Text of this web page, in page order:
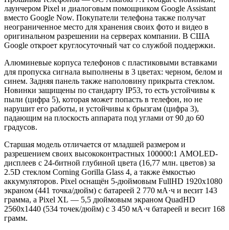
лаунчером Pixel и диалоговым помощником Google Assistant
вместо Google Now. Покупатели телефона также получат
неограниченное место для хранения своих фото и видео в
оригинальном разрешении на серверах компании. В США
Google откроет круглосуточный чат со службой поддержки.
Алюминевые корпуса телефонов с пластиковыми вставками
для пропуска сигнала выполнены в 3 цветах: черном, белом и
синем. Задняя панель также наполовину прикрыта стеклом.
Новинки защищены по стандарту IP53, то есть устойчивы к
пыли (цифра 5), которая может попасть в телефон, но не
нарушит его работы, и устойчивы к брызгам (цифра 3),
падающим на плоскость аппарата под углами от 90 до 60
градусов.
Старшая модель отличается от младшей размером и
разрешением своих высококонтрастных 100000:1 AMOLED-
дисплеев с 24-битной глубиной цвета (16,77 млн. цветов) за
2.5D стеклом Corning Gorilla Glass 4, а также ёмкостью
аккумуляторов. Pixel оснащён 5-дюймовым FullHD 1920х1080
экраном (441 точка/дюйм) с батареей 2 770 мА·ч и весит 143
грамма, а Pixel XL — 5,5 дюймовым экраном QuadHD
2560х1440 (534 точек/дюйм) с 3 450 мА·ч батареей и весит 168
грамм.